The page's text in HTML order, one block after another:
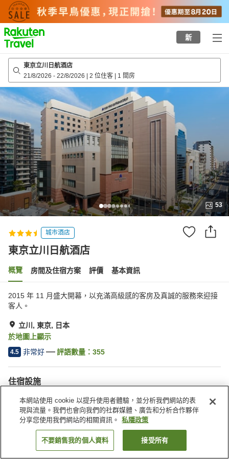
to
top
page
新
東京立川日航酒店
21/8/2026 - 22/8/2026 | 2 位住客 | 1 間房
53
城市酒店
東京立川日航酒店
概覽 房間及住宿方案 評價 基本資訊
2015 年 11 月盛大開幕，以充滿高級感的客房及真誠的服務來迎接
客人。
立川, 東京, 日本
於地圖上顯示
4.5 非常好 評語數量： 355
住宿設施
Wi-Fi
餐廳
全幢禁煙
指定吸煙區
找客房
本網站使用 cookie 以提升使用者體驗，並分析我們網站的表
現與流量。我們也會向我們的社群媒體、廣告和分析合作夥伴
分享您使用我們網站的相關資訊。
私隱政策
不要銷售我的個人資料 接受所有